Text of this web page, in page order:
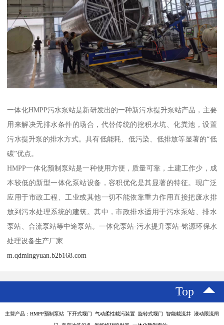
一体化HMPP污水泵站是新研发出的一种新污水提升泵站产品，主要
用来解决无排水条件的场合，代替传统的挖积水坑、化粪池，设置
污水提升泵的排水方式。具有低能耗、低污染、低排放等显著的“低
碳”优点。
HMPP一体化预制泵站是一种使用方便，质量可靠，土建工作少，成
本较低的新型一体化泵站设备，容积优化是其显著的特征。现广泛
应用于市政工程、工业或其他一切不能依靠重力作用直接把废水排
放到污水处理系统的建筑。其中，市政排水适用于污水泵站、排水
泵站、合流泵站等中途泵站。一体化泵站-污水提升泵站-铭源环保水
处理设备生产厂家
m.qdmingyuan.b2b168.com
Top
主营产品：HMPP预制泵站 下开式堰门 气动柔性截污装置 旋转式堰门 智能截流井 液动限流闸